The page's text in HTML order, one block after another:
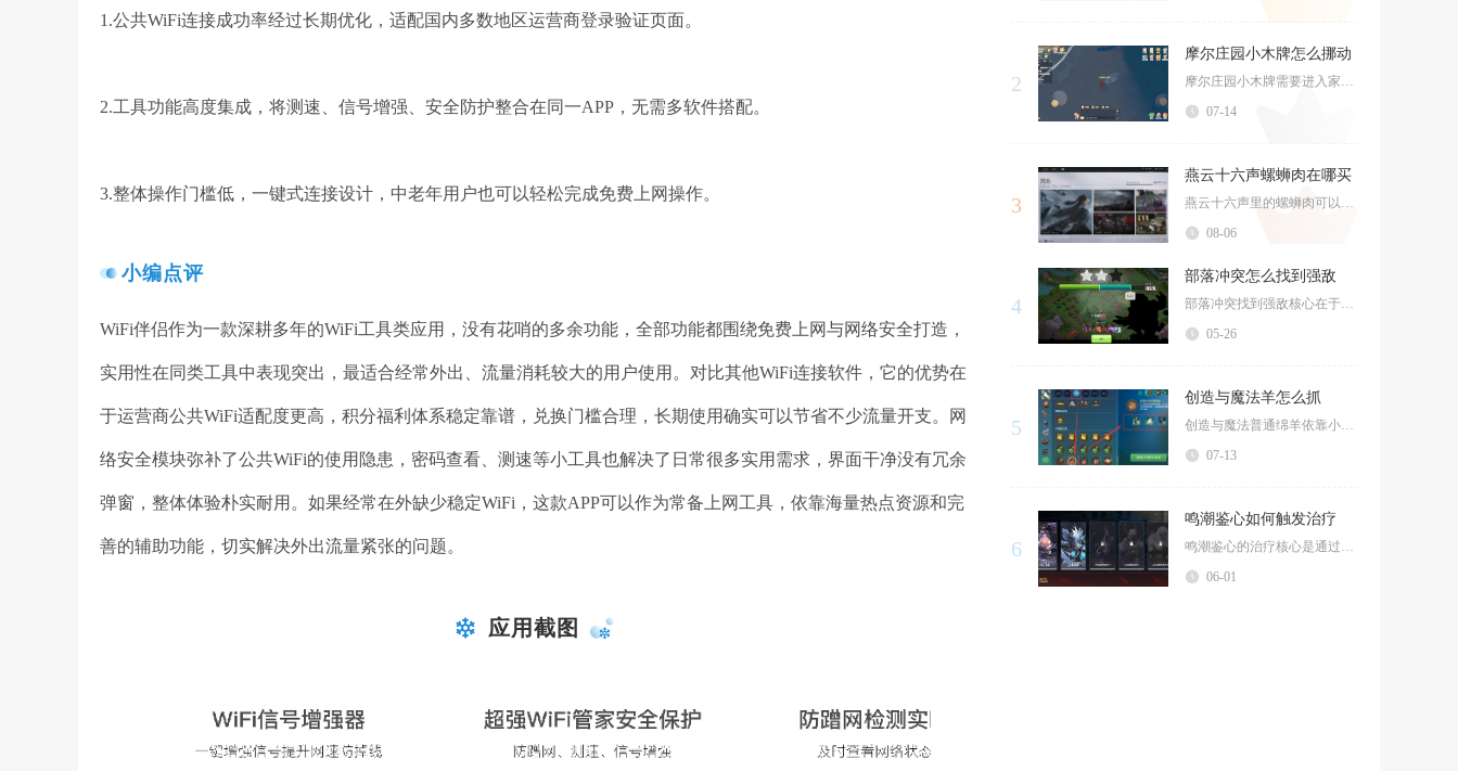
1.公共WiFi连接成功率经过长期优化，适配国内多数地区运营商登录验证页面。
2.工具功能高度集成，将测速、信号增强、安全防护整合在同一APP，无需多软件搭配。
3.整体操作门槛低，一键式连接设计，中老年用户也可以轻松完成免费上网操作。
小编点评
WiFi伴侣作为一款深耕多年的WiFi工具类应用，没有花哨的多余功能，全部功能都围绕免费上网与网络安全打造，
实用性在同类工具中表现突出，最适合经常外出、流量消耗较大的用户使用。对比其他WiFi连接软件，它的优势在
于运营商公共WiFi适配度更高，积分福利体系稳定靠谱，兑换门槛合理，长期使用确实可以节省不少流量开支。网
络安全模块弥补了公共WiFi的使用隐患，密码查看、测速等小工具也解决了日常很多实用需求，界面干净没有冗余
弹窗，整体体验朴实耐用。如果经常在外缺少稳定WiFi，这款APP可以作为常备上网工具，依靠海量热点资源和完
善的辅助功能，切实解决外出流量紧张的问题。
应用截图
2
摩尔庄园小木牌怎么挪动
摩尔庄园小木牌需要进入家园布置模式，举起木牌后移动角色完成位置调整，摆放完毕再确认保存即可...
07-14
3
燕云十六声螺蛳肉在哪买
燕云十六声里的螺蛳肉可以在清河丰禾村的NPC燕丰子处购买，这个NPC的摊位位于丰禾村客栈旁...
08-06
4
部落冲突怎么找到强敌
部落冲突找到强敌核心在于精准控杯段、卡搜索节奏、抓高防活跃对手，再结合部落战与排行榜锁定硬...
05-26
5
创造与魔法羊怎么抓
创造与魔法普通绵羊依靠小麦喂食、木棒击晕搭配宠物项圈即可抓捕，高山岚羊则需要专属饲料包，二...
07-13
6
鸣潮鉴心如何触发治疗
鸣潮鉴心的治疗核心是通过满“气”长按普攻生成护盾，护盾存续期间每6秒为场上角色回复生命值，...
06-01